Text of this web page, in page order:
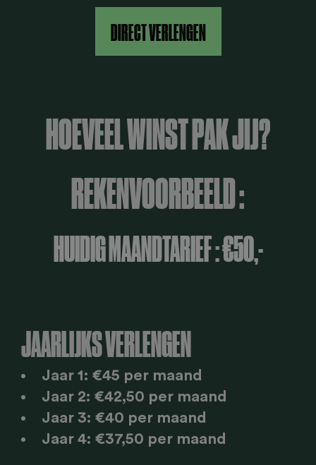
DIRECT VERLENGEN
HOEVEEL WINST PAK JIJ?
REKENVOORBEELD :
HUIDIG MAANDTARIEF : €50,-
JAARLIJKS VERLENGEN
Jaar 1: €45 per maand
Jaar 2: €42,50 per maand
Jaar 3: €40 per maand
Jaar 4: €37,50 per maand